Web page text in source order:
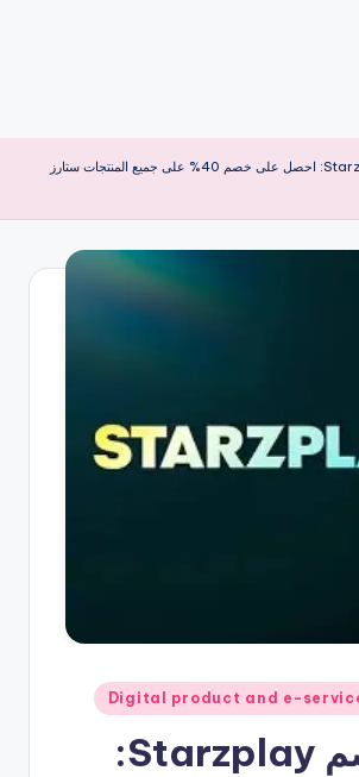
رمز خصم Starzplay: احصل على خصم 40% على جميع المنتجات ستارز
Digital product and e-
رمز خصم Starzplay: